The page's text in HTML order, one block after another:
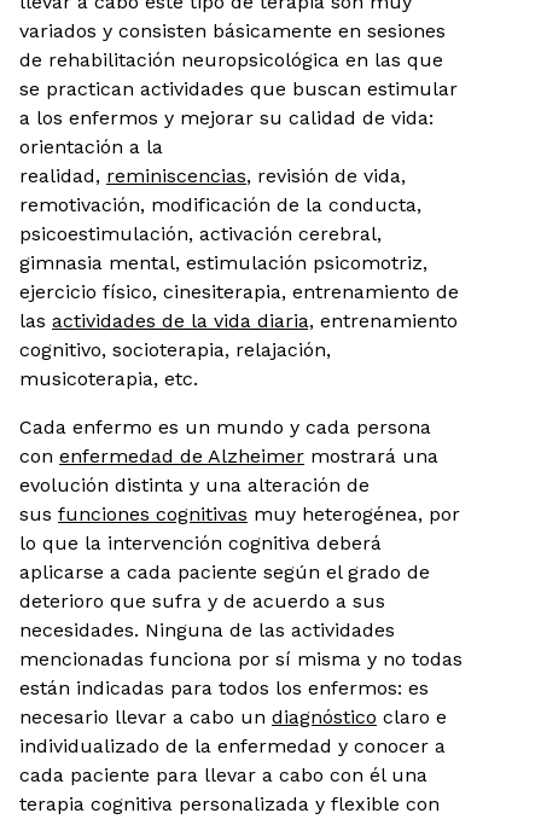
variados y consisten básicamente en sesiones
de rehabilitación neuropsicológica en las que
se practican actividades que buscan estimular
a los enfermos y mejorar su calidad de vida:
orientación a la
realidad, reminiscencias, revisión de vida,
remotivación, modificación de la conducta,
psicoestimulación, activación cerebral,
gimnasia mental, estimulación psicomotriz,
ejercicio físico, cinesiterapia, entrenamiento de
las actividades de la vida diaria, entrenamiento
cognitivo, socioterapia, relajación,
musicoterapia, etc.
Cada enfermo es un mundo y cada persona
con enfermedad de Alzheimer mostrará una
evolución distinta y una alteración de
sus funciones cognitivas muy heterogénea, por
lo que la intervención cognitiva deberá
aplicarse a cada paciente según el grado de
deterioro que sufra y de acuerdo a sus
necesidades. Ninguna de las actividades
mencionadas funciona por sí misma y no todas
están indicadas para todos los enfermos: es
necesario llevar a cabo un diagnóstico claro e
individualizado de la enfermedad y conocer a
cada paciente para llevar a cabo con él una
terapia cognitiva personalizada y flexible con